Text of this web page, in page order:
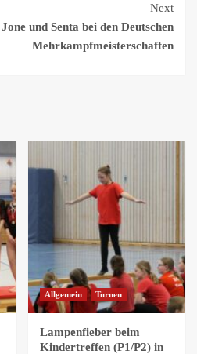
Next
Jone und Senta bei den Deutschen
Mehrkampfmeisterschaften
Allgemein Turnen
Lampenfieber beim
Kindertreffen (P1/P2) in